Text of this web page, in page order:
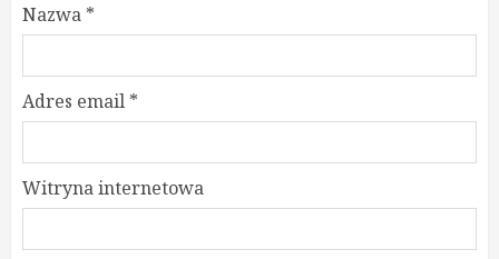
Nazwa *
Adres email *
Witryna internetowa